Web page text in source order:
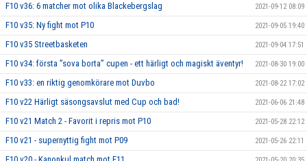
F10 v36: 6 matcher mot olika Blackebergslag 2021-09-12 08:09
F10 v35: Ny fight mot P10 2021-09-05 19:40
F10 v35 Streetbasketen 2021-09-04 17:51
F10 v34: första ”sova borta” cupen - ett härligt och magiskt äventyr! 2021-08-30 19:00
F10 v33: en riktig genomkörare mot Duvbo 2021-08-22 17:02
F10 v22 Härligt säsongsavslut med Cup och bad! 2021-06-06 21:48
F10 v21 Match 2 - Favorit i repris mot P10 2021-05-28 22:12
F10 v21 - supernyttig fight mot P09 2021-05-26 22:11